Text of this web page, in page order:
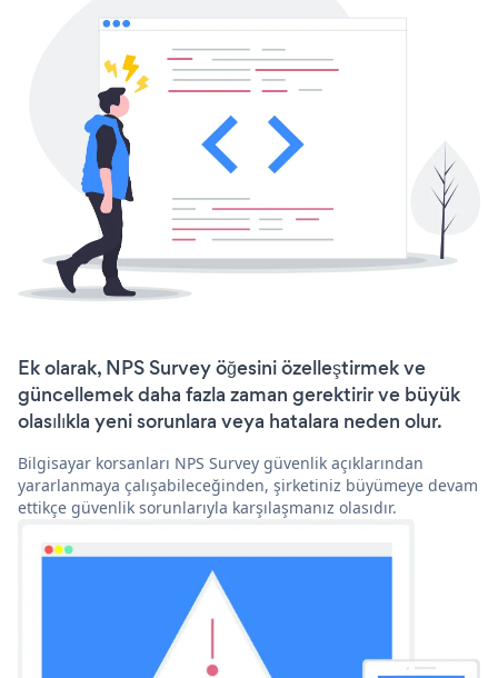
Ek olarak, NPS Survey öğesini özelleştirmek ve
güncellemek daha fazla zaman gerektirir ve büyük
olasılıkla yeni sorunlara veya hatalara neden olur.
Bilgisayar korsanları NPS Survey güvenlik açıklarından
yararlanmaya çalışabileceğinden, şirketiniz büyümeye devam
ettikçe güvenlik sorunlarıyla karşılaşmanız olasıdır.